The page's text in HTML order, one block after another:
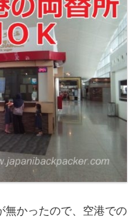
無かったので、空港での